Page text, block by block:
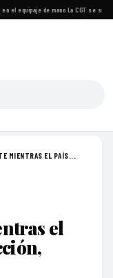
el equipaje de mano·La CGT se
MIENTRAS EL PAÍS...
el